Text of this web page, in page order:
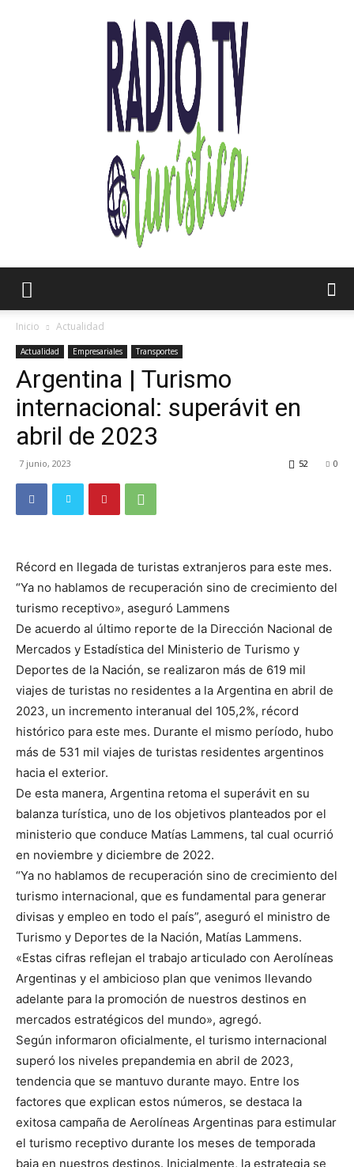
TV
Inicio Actualidad
Actualidad Empresariales Transportes
Argentina | Turismo
internacional: superávit en
abril de 2023
7 junio, 2023 0
52
Récord en llegada de turistas extranjeros para este mes.
“Ya no hablamos de recuperación sino de crecimiento del
turismo receptivo», aseguró Lammens
De acuerdo al último reporte de la Dirección Nacional de
Mercados y Estadística del Ministerio de Turismo y
Deportes de la Nación, se realizaron más de 619 mil
viajes de turistas no residentes a la Argentina en abril de
2023, un incremento interanual del 105,2%, récord
histórico para este mes. Durante el mismo período, hubo
más de 531 mil viajes de turistas residentes argentinos
hacia el exterior.
De esta manera, Argentina retoma el superávit en su
balanza turística, uno de los objetivos planteados por el
ministerio que conduce Matías Lammens, tal cual ocurrió
en noviembre y diciembre de 2022.
“Ya no hablamos de recuperación sino de crecimiento del
turismo internacional, que es fundamental para generar
divisas y empleo en todo el país”, aseguró el ministro de
Turismo y Deportes de la Nación, Matías Lammens.
«Estas cifras reflejan el trabajo articulado con Aerolíneas
Argentinas y el ambicioso plan que venimos llevando
adelante para la promoción de nuestros destinos en
mercados estratégicos del mundo», agregó.
Según informaron oficialmente, el turismo internacional
superó los niveles prepandemia en abril de 2023,
tendencia que se mantuvo durante mayo. Entre los
factores que explican estos números, se destaca la
exitosa campaña de Aerolíneas Argentinas para estimular
el turismo receptivo durante los meses de temporada
baja en nuestros destinos. Inicialmente, la estrategia se